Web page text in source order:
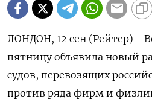
ЛОНДОН, 12 сен (Рейтер) -
пятницу объявила новый
судов, перевозящих
против ряда фирм и